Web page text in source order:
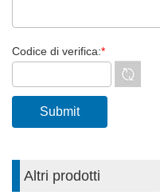
Codice di verifica:*
Altri prodotti